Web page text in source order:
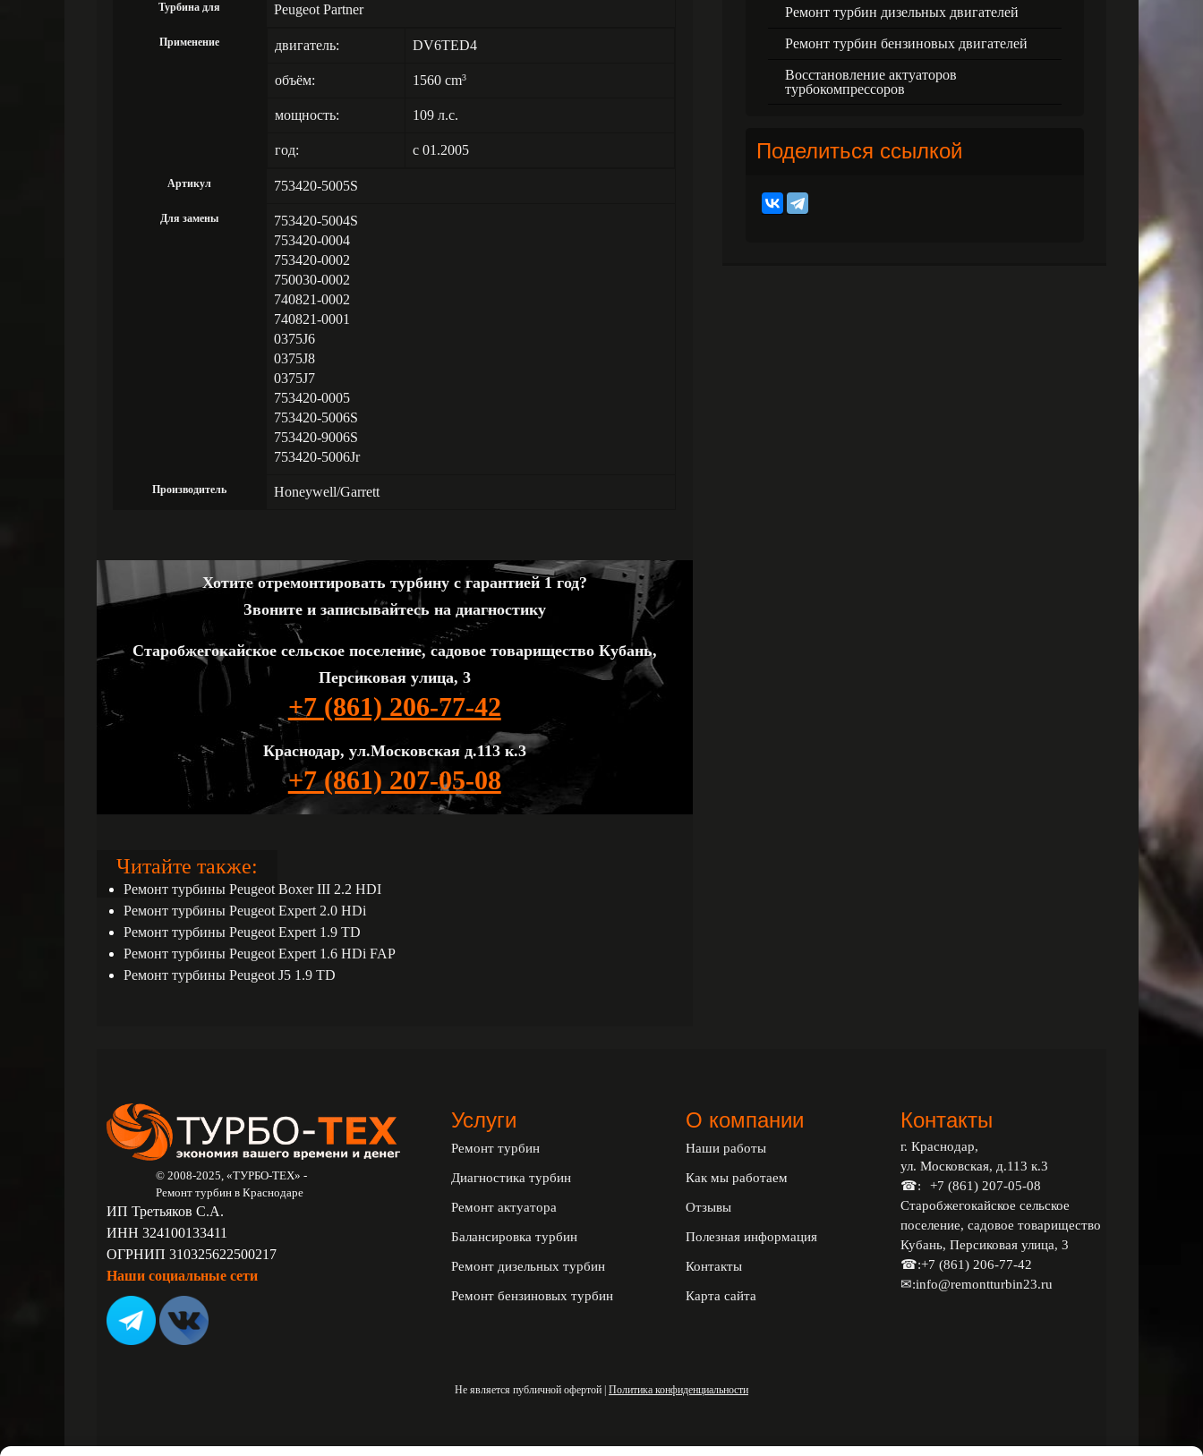
Турбина для Peugeot Partner
Применение двигатель: DV6TED4
объём: 1560 cm3
мощность: 109 л.с.
год: с 01.2005
Артикул 753420-5005S
Для замены
753420-5004S
753420-0004
753420-0002
750030-0002
740821-0002
740821-0001
0375J6
0375J8
0375J7
753420-0005
753420-5006S
753420-9006S
753420-5006Jr
Производитель Honeywell/Garrett
Хотите отремонтировать турбину с гарантией 1 год?
Звоните и записывайтесь на диагностику
Старобжегокайское сельское поселение, садовое товарищество Кубань,
Персиковая улица, 3
+7 (861) 206-77-42
Краснодар, ул.Московская д.113 к.3
+7 (861) 207-05-08
Читайте также:
Ремонт турбины Peugeot Boxer III 2.2 HDI
Ремонт турбины Peugeot Expert 2.0 HDi
Ремонт турбины Peugeot Expert 1.9 TD
Ремонт турбины Peugeot Expert 1.6 HDi FAP
Ремонт турбины Peugeot J5 1.9 TD
Ремонт турбин дизельных двигателей
Ремонт турбин бензиновых двигателей
Восстановление актуаторов
турбокомпрессоров
Поделиться ссылкой
© 2008-2025, «ТУРБО-ТЕХ» -
Ремонт турбин в Краснодаре
ИП Третьяков С.А.
ИНН 324100133411
ОГРНИП 310325622500217
Наши социальные сети
Услуги
Ремонт турбин
Диагностика турбин
Ремонт актуатора
Балансировка турбин
Ремонт дизельных турбин
Ремонт бензиновых турбин
О компании
Наши работы
Как мы работаем
Отзывы
Полезная информация
Контакты
Карта сайта
Контакты
г. Краснодар,
ул. Московская, д.113 к.3
☎:
+7 (861) 207-05-08
Старобжегокайское сельское
поселение, садовое товарищество
Кубань, Персиковая улица, 3
☎:+7 (861) 206-77-42
✉:info@remontturbin23.ru
Не является публичной офертой | Политика конфиденциальности